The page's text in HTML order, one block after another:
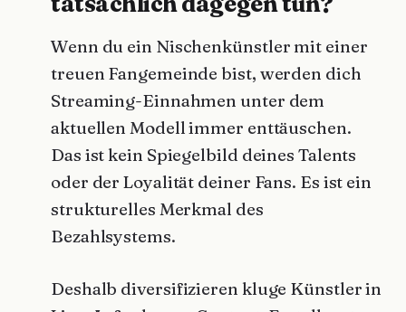
Wenn du ein Nischenkünstler mit einer
treuen Fangemeinde bist, werden dich
Streaming-Einnahmen unter dem
aktuellen Modell immer enttäuschen.
Das ist kein Spiegelbild deines Talents
oder der Loyalität deiner Fans. Es ist ein
strukturelles Merkmal des
Bezahlsystems.
Deshalb diversifizieren kluge Künstler in